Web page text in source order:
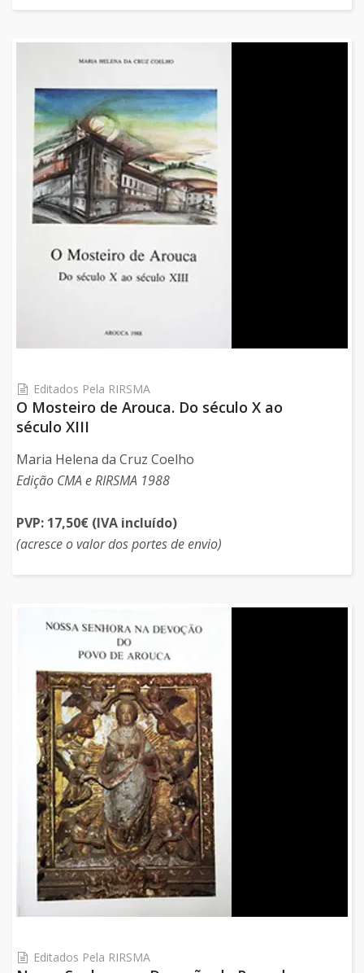
Editados Pela RIRSMA
O Mosteiro de Arouca. Do século X ao
século XIII
Maria Helena da Cruz Coelho
Edição CMA e RIRSMA 1988
PVP: 17,50€ (IVA incluído)
(acresce o valor dos portes de envio)
Editados Pela RIRSMA